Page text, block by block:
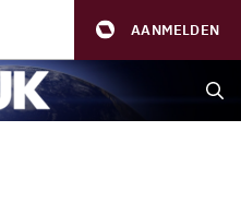
AANMELDEN